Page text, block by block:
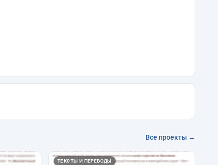
Все проекты →
ТЕКСТЫ И ПЕРЕВОДЫ